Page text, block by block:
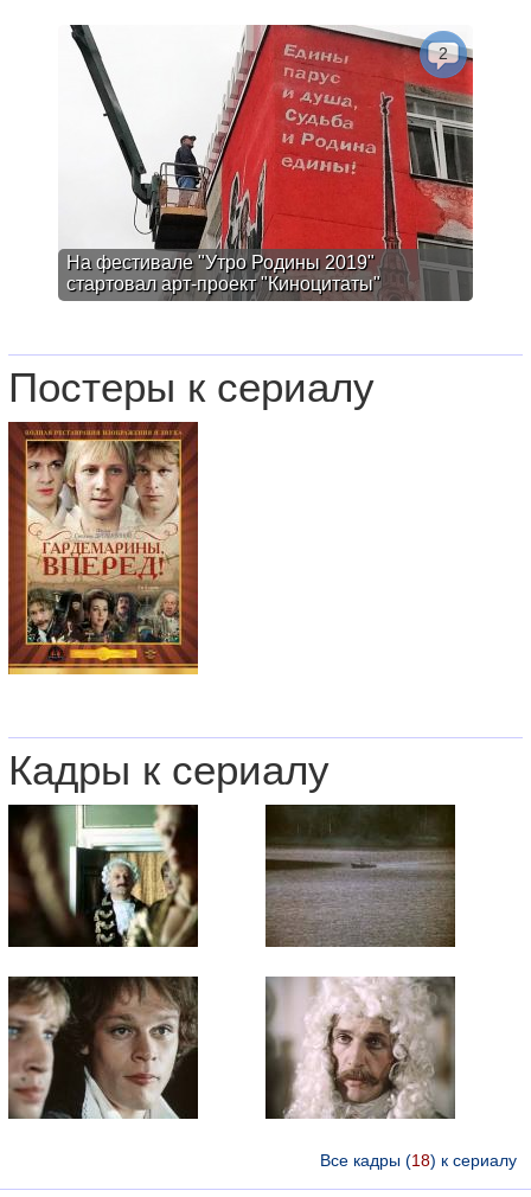
На фестивале "Утро Родины 2019"
стартовал арт-проект "Киноцитаты"
2
Постеры к сериалу
Кадры к сериалу
Все кадры (18) к сериалу